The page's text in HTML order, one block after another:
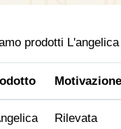
prodotti
Motivazione
Rilevata